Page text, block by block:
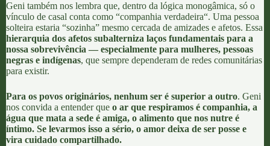
Geni também nos lembra que, dentro da lógica monogâmica, só o
vínculo de casal conta como “companhia verdadeira“. Uma pessoa
solteira estaria “sozinha” mesmo cercada de amizades e afetos. Essa
hierarquia dos afetos subalterniza laços fundamentais para a
nossa sobrevivência — especialmente para mulheres, pessoas
negras e indígenas, que sempre dependeram de redes comunitárias
para existir.
Para os povos originários, nenhum ser é superior a outro. Geni
nos convida a entender que o ar que respiramos é companhia, a
água que mata a sede é amiga, o alimento que nos nutre é
íntimo. Se levarmos isso a sério, o amor deixa de ser posse e
vira cuidado compartilhado.